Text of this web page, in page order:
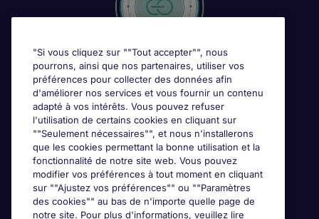
"Si vous cliquez sur ""Tout accepter"", nous
pourrons, ainsi que nos partenaires, utiliser vos
préférences pour collecter des données afin
d'améliorer nos services et vous fournir un contenu
adapté à vos intérêts. Vous pouvez refuser
l'utilisation de certains cookies en cliquant sur
""Seulement nécessaires"", et nous n'installerons
que les cookies permettant la bonne utilisation et la
fonctionnalité de notre site web. Vous pouvez
modifier vos préférences à tout moment en cliquant
sur ""Ajustez vos préférences"" ou ""Paramètres
des cookies"" au bas de n'importe quelle page de
notre site. Pour plus d'informations, veuillez lire